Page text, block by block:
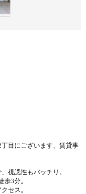
目にございます、賃貸事
視認性もバッチリ。
3分。
セス。